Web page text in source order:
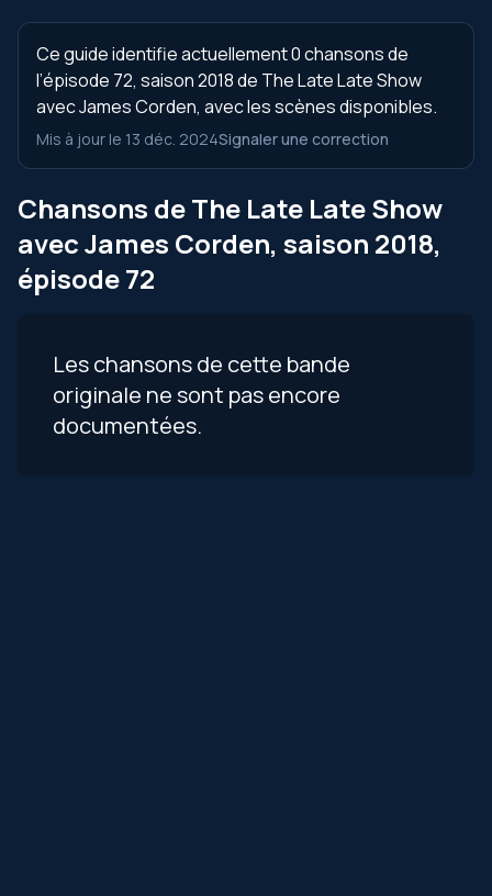
Ce guide identifie actuellement 0 chansons de
l’épisode 72, saison 2018 de The Late Late Show
avec James Corden, avec les scènes disponibles.
Mis à jour le 13 déc. 2024Signaler une correction
Chansons de The Late Late Show
avec James Corden, saison 2018,
épisode 72
Les chansons de cette bande
originale ne sont pas encore
documentées.